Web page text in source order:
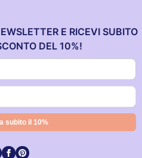
E RICEVI SUBITO
DEL 10%!